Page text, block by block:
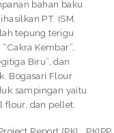
bahan baku
PT. ISM.
tepung terigu
Kembar”,
Biru”, dan
Bogasari Flour
sampingan yaitu
flour, dan pellet.